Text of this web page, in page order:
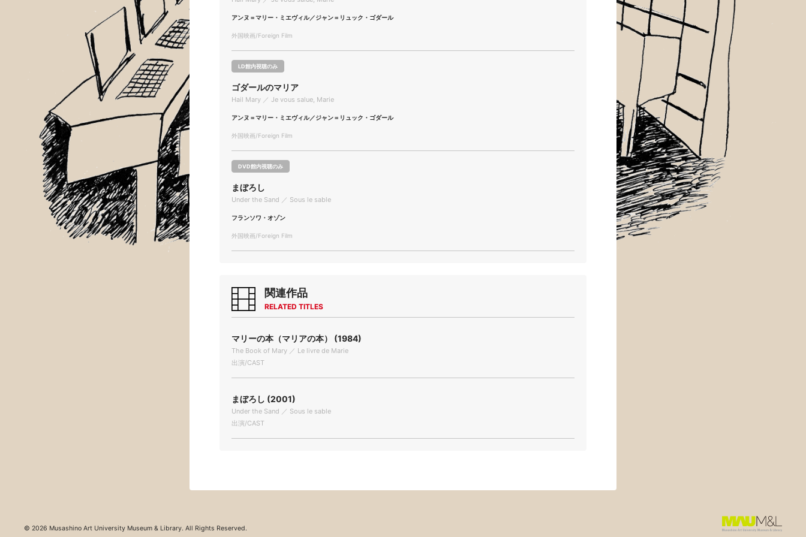
アンヌ＝マリー・ミエヴィル／ジャン＝リュック・ゴダール
外国映画/Foreign Film
LD館内視聴のみ
ゴダールのマリア
Hail Mary ／ Je vous salue, Marie
アンヌ＝マリー・ミエヴィル／ジャン＝リュック・ゴダール
外国映画/Foreign Film
DVD館内視聴のみ
まぼろし
Under the Sand ／ Sous le sable
フランソワ・オゾン
外国映画/Foreign Film
関連作品
RELATED TITLES
マリーの本（マリアの本） (1984)
The Book of Mary ／ Le livre de Marie
出演/CAST
まぼろし (2001)
Under the Sand ／ Sous le sable
出演/CAST
© 2026 Musashino Art University Museum & Library. All Rights Reserved.